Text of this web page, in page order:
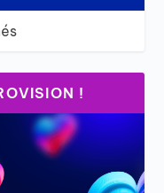
!